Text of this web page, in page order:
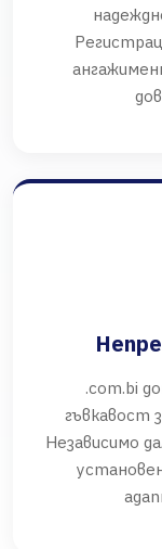
.com.bi
гъвкавост
Независимо